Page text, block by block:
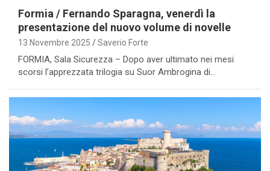
Formia / Fernando Sparagna, venerdì la
presentazione del nuovo volume di novelle
13 Novembre 2025 Saverio Forte
FORMIA, Sala Sicurezza – Dopo aver ultimato nei mesi
scorsi l’apprezzata trilogia su Suor Ambrogina di…